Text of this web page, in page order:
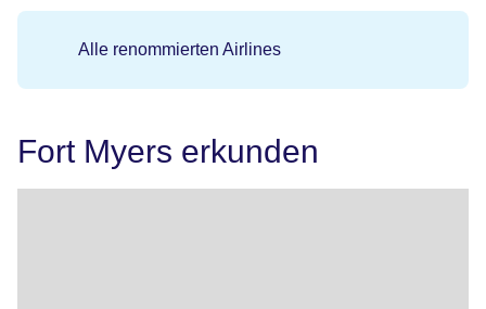
Alle renommierten Airlines
Fort Myers erkunden